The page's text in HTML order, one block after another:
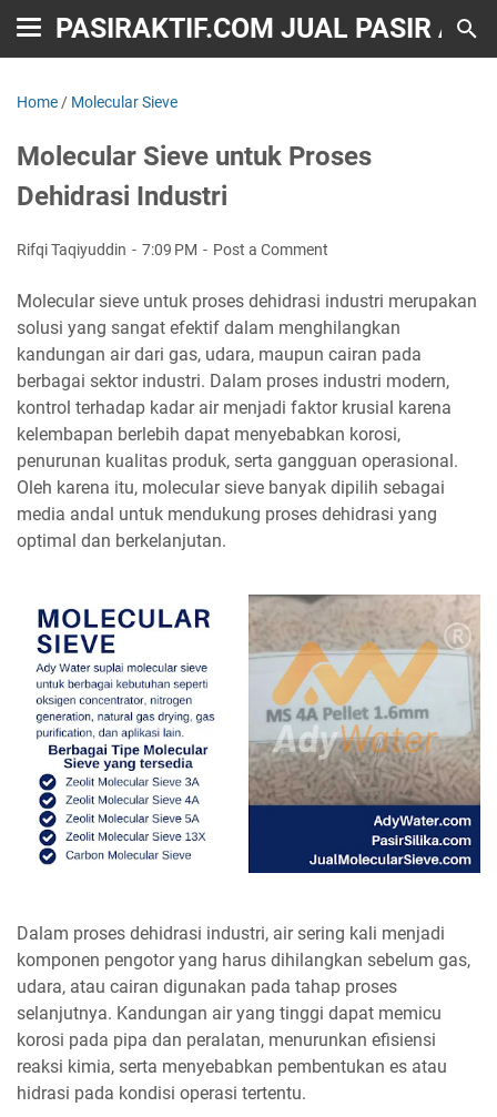
PASIRAKTIF.COM JUAL PASIR
Home / Molecular Sieve
Molecular Sieve untuk Proses
Dehidrasi Industri
Rifqi Taqiyuddin 7:09 PM Post a Comment
Molecular sieve untuk proses dehidrasi industri merupakan
solusi yang sangat efektif dalam menghilangkan
kandungan air dari gas, udara, maupun cairan pada
berbagai sektor industri. Dalam proses industri modern,
kontrol terhadap kadar air menjadi faktor krusial karena
kelembapan berlebih dapat menyebabkan korosi,
penurunan kualitas produk, serta gangguan operasional.
Oleh karena itu, molecular sieve banyak dipilih sebagai
media andal untuk mendukung proses dehidrasi yang
optimal dan berkelanjutan.
Dalam proses dehidrasi industri, air sering kali menjadi
komponen pengotor yang harus dihilangkan sebelum gas,
udara, atau cairan digunakan pada tahap proses
selanjutnya. Kandungan air yang tinggi dapat memicu
korosi pada pipa dan peralatan, menurunkan efisiensi
reaksi kimia, serta menyebabkan pembentukan es atau
hidrasi pada kondisi operasi tertentu.